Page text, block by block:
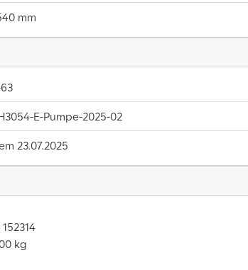
mm
E-Pumpe-2025-02
23.07.2025
kg